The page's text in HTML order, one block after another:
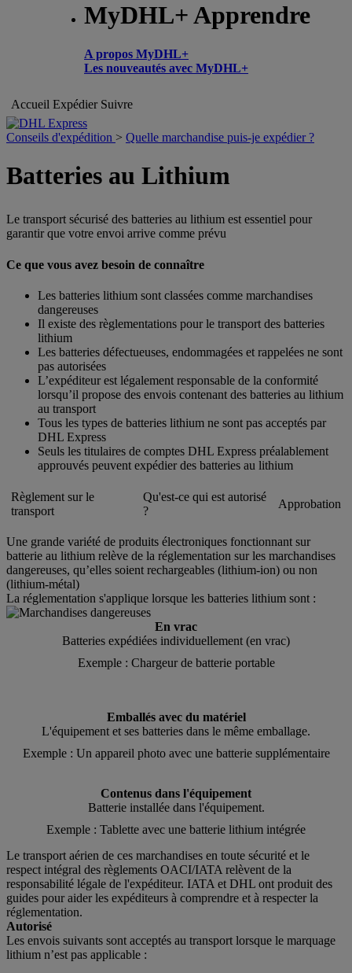
MyDHL+ Apprendre
A propos MyDHL+
Les nouveautés avec MyDHL+
Accueil Expédier Suivre
Conseils d'expédition > Quelle marchandise puis-je expédier ?
Batteries au Lithium
Le transport sécurisé des batteries au lithium est essentiel pour
garantir que votre envoi arrive comme prévu
Ce que vous avez besoin de connaître
Les batteries lithium sont classées comme marchandises
dangereuses
Il existe des règlementations pour le transport des batteries
lithium
Les batteries défectueuses, endommagées et rappelées ne sont
pas autorisées
L’expéditeur est légalement responsable de la conformité
lorsqu’il propose des envois contenant des batteries au lithium
au transport
Tous les types de batteries lithium ne sont pas acceptés par
DHL Express
Seuls les titulaires de comptes DHL Express préalablement
approuvés peuvent expédier des batteries au lithium
Règlement sur le
transport
Qu'est-ce qui est autorisé
?
Approbation
Une grande variété de produits électroniques fonctionnant sur
batterie au lithium relève de la réglementation sur les marchandises
dangereuses, qu’elles soient rechargeables (lithium-ion) ou non
(lithium-métal)
La réglementation s'applique lorsque les batteries lithium sont :
En vrac
Batteries expédiées individuellement (en vrac)
Exemple : Chargeur de batterie portable
Emballés avec du matériel
L'équipement et ses batteries dans le même emballage.
Exemple : Un appareil photo avec une batterie supplémentaire
Contenus dans l'équipement
Batterie installée dans l'équipement.
Exemple : Tablette avec une batterie lithium intégrée
Le transport aérien de ces marchandises en toute sécurité et le
respect intégral des règlements OACI/IATA relèvent de la
responsabilité légale de l'expéditeur. IATA et DHL ont produit des
guides pour aider les expéditeurs à comprendre et à respecter la
réglementation.
Autorisé
Les envois suivants sont acceptés au transport lorsque le marquage
lithium n’est pas applicable :